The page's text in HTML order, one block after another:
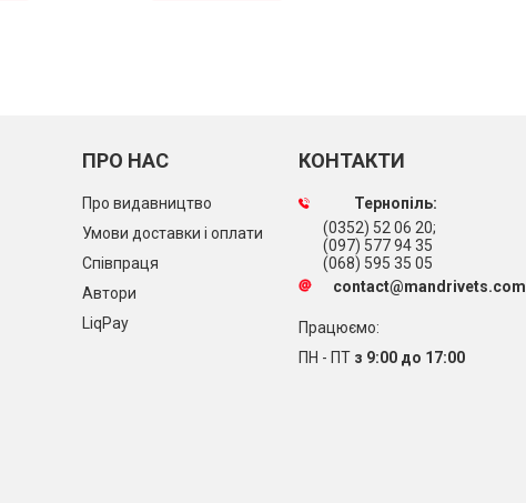
ПРО НАС
Про видавництво
Умови доставки і оплати
Співпраця
Автори
LiqPay
КОНТАКТИ
Тернопіль:
(0352) 52 06 20;
(097) 577 94 35
(068) 595 35 05
contact@mandrivets.com
Працюємо:
ПН - ПТ з 9:00 до 17:00